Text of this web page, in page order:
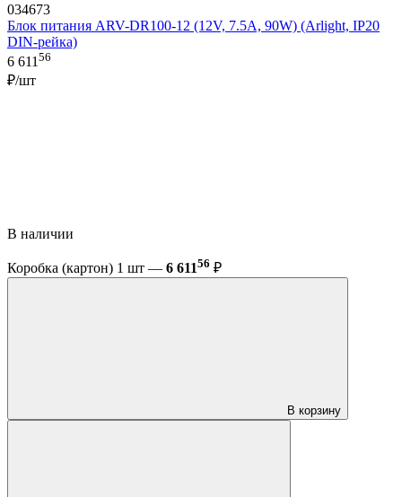
034673
Блок питания ARV-DR100-12 (12V, 7.5A, 90W) (Arlight, IP20
DIN-рейка)
6 611 56
₽/шт
В наличии
Коробка (картон) 1 шт — 6 61156 ₽
В корзину